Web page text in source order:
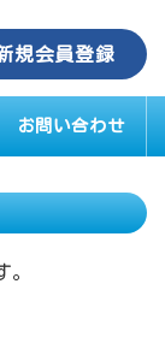
規会員登録
お問い合わせ
。